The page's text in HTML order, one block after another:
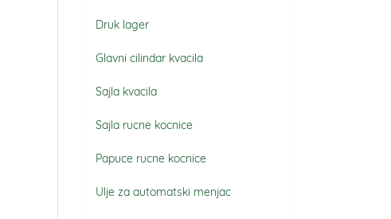
Druk lager
Glavni cilindar kvacila
Sajla kvacila
Sajla rucne kocnice
Papuce rucne kocnice
Ulje za automatski menjac